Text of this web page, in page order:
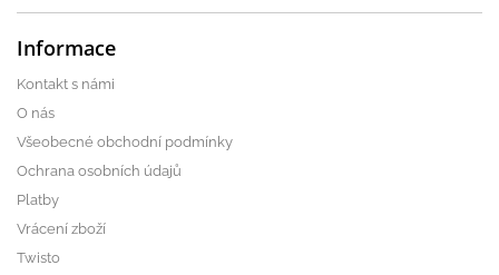
Informace
Kontakt s námi
O nás
Všeobecné obchodní podmínky
Ochrana osobních údajů
Platby
Vrácení zboží
Twisto